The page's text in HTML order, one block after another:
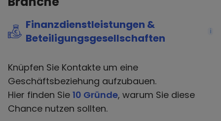
Finanzdienstleistungen &
Beteiligungsgesellschaften
i
Knüpfen Sie Kontakte um eine
Geschäftsbeziehung aufzubauen.
Hier finden Sie 10 Gründe, warum Sie diese
Chance nutzen sollten.